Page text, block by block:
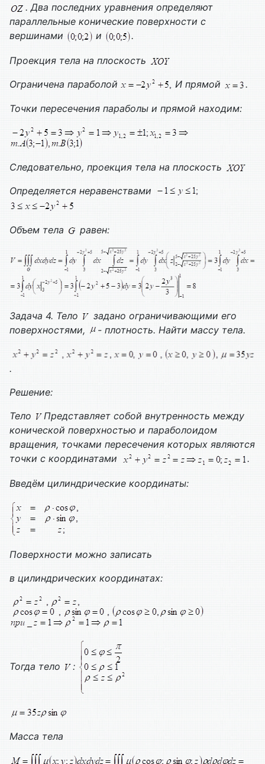
. Два последних уравнения определяют
параллельные конические поверхности с
вершинами
и .
Проекция тела на плоскость
Ограничена параболой
И прямой .
Точки пересечения параболы и прямой находим:
Следовательно, проекция тела на плоскость
Определяется неравенствами
Объем тела равен:
Задача 4. Тело
задано ограничивающими его
поверхностями,
- плотность. Найти массу тела.
.
Решение:
Тело
Представляет собой внутренность между
конической поверхностью и параболоидом
вращения, точками пересечения которых являются
точки с координатами
.
Введём цилиндрические координаты:
Поверхности можно записать
в цилиндрических координатах:
Тогда тело :
Масса тела